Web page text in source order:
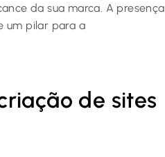
da sua marca. A presença
um pilar para a
de sites